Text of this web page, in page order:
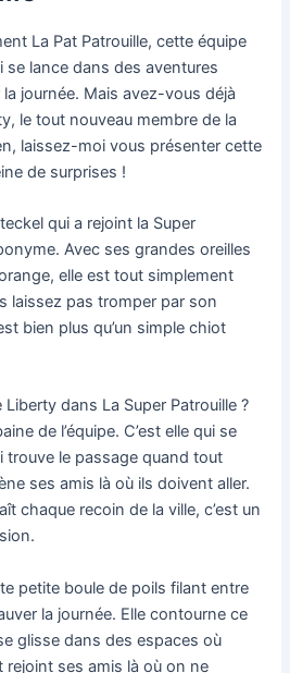
La Pat Patrouille, cette équipe
lance dans des aventures
journée. Mais avez-vous déjà
le tout nouveau membre de la
laissez-moi vous présenter cette
de surprises !
qui a rejoint la Super
Avec ses grandes oreilles
elle est tout simplement
laissez pas tromper par son
bien plus qu’un simple chiot
dans La Super Patrouille ?
de l’équipe. C’est elle qui se
trouve le passage quand tout
ses amis là où ils doivent aller.
chaque recoin de la ville, c’est un
petite boule de poils filant entre
la journée. Elle contourne ce
glisse dans des espaces où
ses amis là où on ne